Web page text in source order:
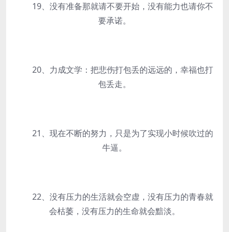
19、没有准备那就请不要开始，没有能力也请你不
要承诺。
20、力成文学：把悲伤打包丢的远远的，幸福也打
包丢走。
21、现在不断的努力，只是为了实现小时候吹过的
牛逼。
22、没有压力的生活就会空虚，没有压力的青春就
会枯萎，没有压力的生命就会黯淡。